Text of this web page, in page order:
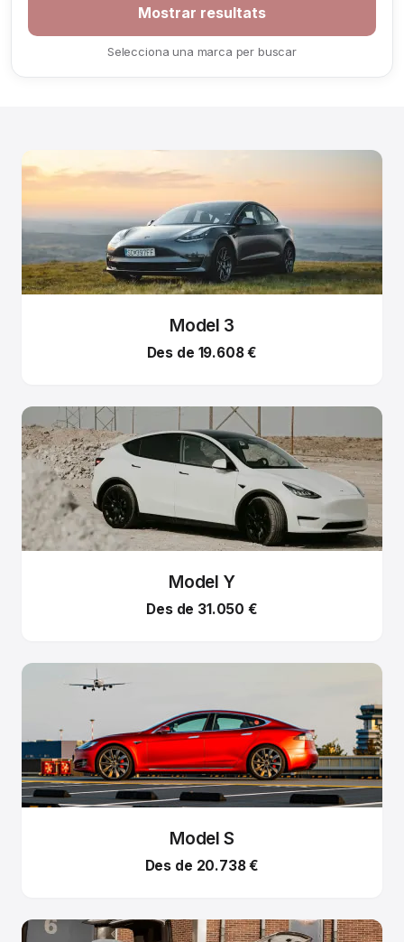
human,
Selecciona una marca per buscar
Model 3
Des de 19.608 €
Model Y
Des de 31.050 €
Model S
Des de 20.738 €